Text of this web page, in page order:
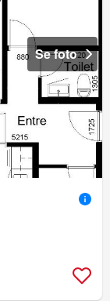
Se foto